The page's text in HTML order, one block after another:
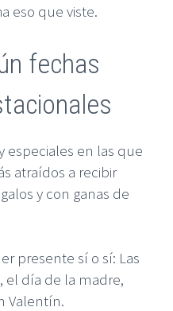
eso que viste.
fechas
especiales en las que
atraídos a recibir
y con ganas de
presente sí o sí: Las
el día de la madre,
Valentín.